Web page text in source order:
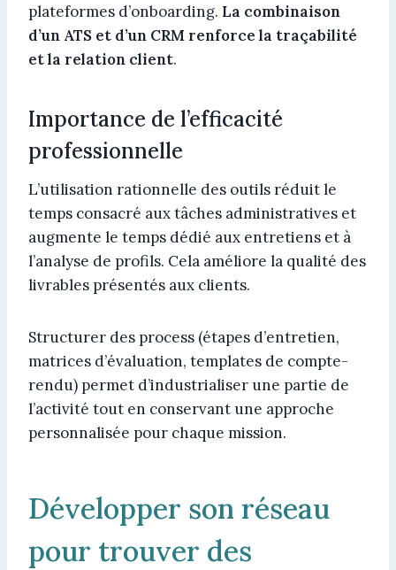
plateformes d’onboarding. La combinaison
d’un ATS et d’un CRM renforce la traçabilité
et la relation client.
Importance de l’efficacité
professionnelle
L’utilisation rationnelle des outils réduit le
temps consacré aux tâches administratives et
augmente le temps dédié aux entretiens et à
l’analyse de profils. Cela améliore la qualité des
livrables présentés aux clients.
Structurer des process (étapes d’entretien,
matrices d’évaluation, templates de compte-
rendu) permet d’industrialiser une partie de
l’activité tout en conservant une approche
personnalisée pour chaque mission.
Développer son réseau
pour trouver des